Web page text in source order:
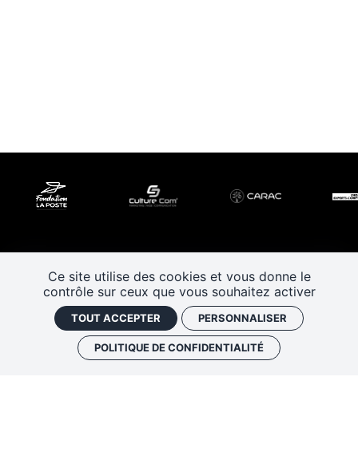
Ce site utilise des cookies et vous donne le
contrôle sur ceux que vous souhaitez activer
TOUT ACCEPTER PERSONNALISER
POLITIQUE DE CONFIDENTIALITÉ